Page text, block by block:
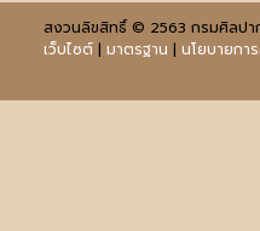
สงวนลิขสิทธิ์ © 2563 กรมศิลปา
เว็บไซต์| มาตรฐาน | นโยบายกา